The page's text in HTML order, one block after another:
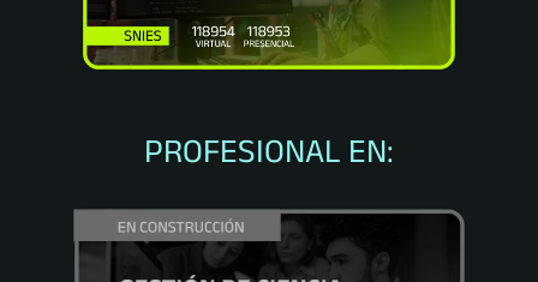
PROFESIONAL EN: